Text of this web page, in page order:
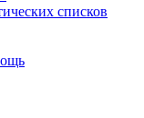
списков